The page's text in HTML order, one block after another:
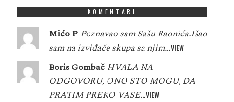
KOMENTARI
Mićo P Poznavao sam Sašu Raonića.Išao
sam na izviđače skupa sa njim…VIEW
Boris Gombač HVALA NA
ODGOVORU, ONO STO MOGU, DA
PRATIM PREKO VASE…VIEW